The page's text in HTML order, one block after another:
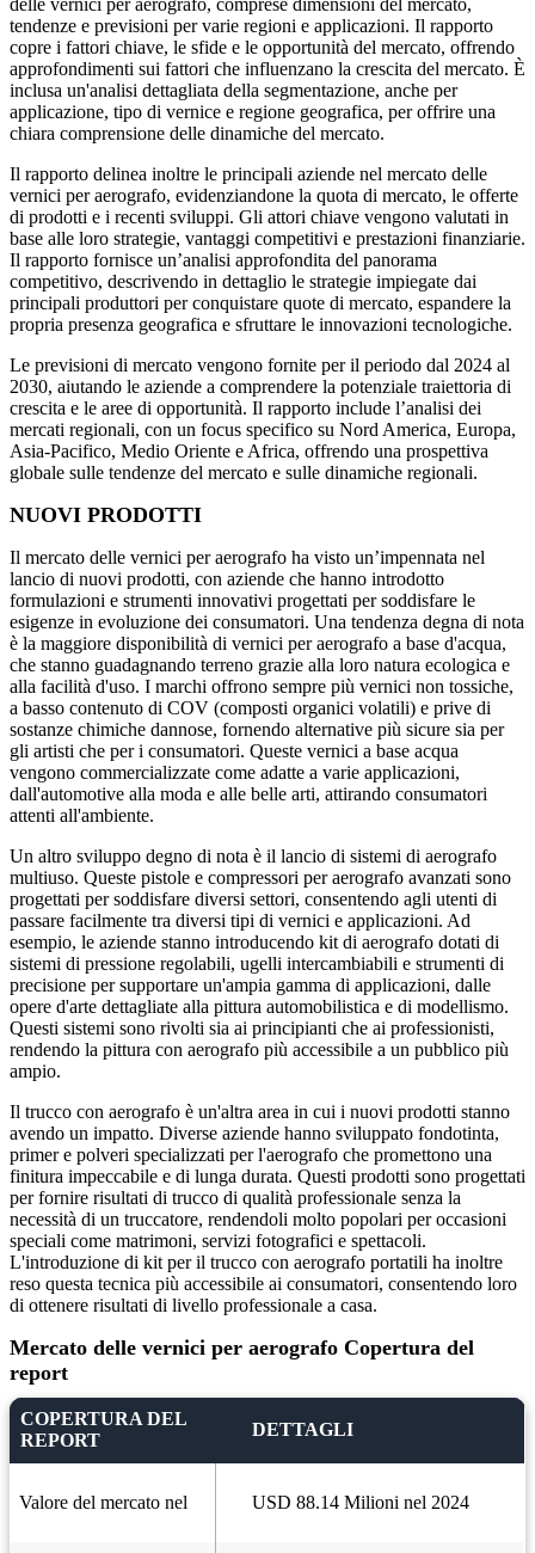
delle vernici per aerografo, comprese dimensioni del mercato,
tendenze e previsioni per varie regioni e applicazioni. Il rapporto
copre i fattori chiave, le sfide e le opportunità del mercato, offrendo
approfondimenti sui fattori che influenzano la crescita del mercato. È
inclusa un'analisi dettagliata della segmentazione, anche per
applicazione, tipo di vernice e regione geografica, per offrire una
chiara comprensione delle dinamiche del mercato.
Il rapporto delinea inoltre le principali aziende nel mercato delle
vernici per aerografo, evidenziandone la quota di mercato, le offerte
di prodotti e i recenti sviluppi. Gli attori chiave vengono valutati in
base alle loro strategie, vantaggi competitivi e prestazioni finanziarie.
Il rapporto fornisce un’analisi approfondita del panorama
competitivo, descrivendo in dettaglio le strategie impiegate dai
principali produttori per conquistare quote di mercato, espandere la
propria presenza geografica e sfruttare le innovazioni tecnologiche.
Le previsioni di mercato vengono fornite per il periodo dal 2024 al
2030, aiutando le aziende a comprendere la potenziale traiettoria di
crescita e le aree di opportunità. Il rapporto include l’analisi dei
mercati regionali, con un focus specifico su Nord America, Europa,
Asia-Pacifico, Medio Oriente e Africa, offrendo una prospettiva
globale sulle tendenze del mercato e sulle dinamiche regionali.
NUOVI PRODOTTI
Il mercato delle vernici per aerografo ha visto un’impennata nel
lancio di nuovi prodotti, con aziende che hanno introdotto
formulazioni e strumenti innovativi progettati per soddisfare le
esigenze in evoluzione dei consumatori. Una tendenza degna di nota
è la maggiore disponibilità di vernici per aerografo a base d'acqua,
che stanno guadagnando terreno grazie alla loro natura ecologica e
alla facilità d'uso. I marchi offrono sempre più vernici non tossiche,
a basso contenuto di COV (composti organici volatili) e prive di
sostanze chimiche dannose, fornendo alternative più sicure sia per
gli artisti che per i consumatori. Queste vernici a base acqua
vengono commercializzate come adatte a varie applicazioni,
dall'automotive alla moda e alle belle arti, attirando consumatori
attenti all'ambiente.
Un altro sviluppo degno di nota è il lancio di sistemi di aerografo
multiuso. Queste pistole e compressori per aerografo avanzati sono
progettati per soddisfare diversi settori, consentendo agli utenti di
passare facilmente tra diversi tipi di vernici e applicazioni. Ad
esempio, le aziende stanno introducendo kit di aerografo dotati di
sistemi di pressione regolabili, ugelli intercambiabili e strumenti di
precisione per supportare un'ampia gamma di applicazioni, dalle
opere d'arte dettagliate alla pittura automobilistica e di modellismo.
Questi sistemi sono rivolti sia ai principianti che ai professionisti,
rendendo la pittura con aerografo più accessibile a un pubblico più
ampio.
Il trucco con aerografo è un'altra area in cui i nuovi prodotti stanno
avendo un impatto. Diverse aziende hanno sviluppato fondotinta,
primer e polveri specializzati per l'aerografo che promettono una
finitura impeccabile e di lunga durata. Questi prodotti sono progettati
per fornire risultati di trucco di qualità professionale senza la
necessità di un truccatore, rendendoli molto popolari per occasioni
speciali come matrimoni, servizi fotografici e spettacoli.
L'introduzione di kit per il trucco con aerografo portatili ha inoltre
reso questa tecnica più accessibile ai consumatori, consentendo loro
di ottenere risultati di livello professionale a casa.
Mercato delle vernici per aerografo Copertura del
report
COPERTURA DEL
REPORT
DETTAGLI
Valore del mercato nel USD 88.14 Milioni nel 2024